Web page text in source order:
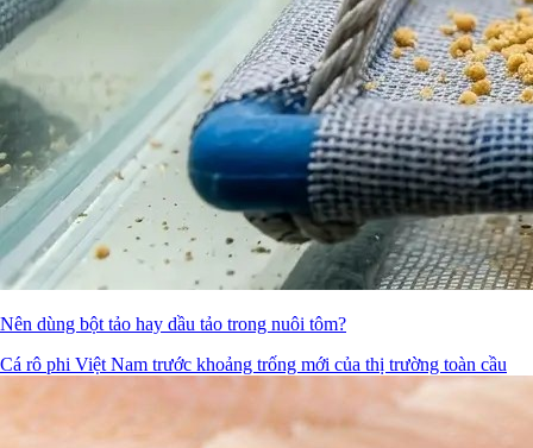
Nên dùng bột tảo hay dầu tảo trong nuôi tôm?
Cá rô phi Việt Nam trước khoảng trống mới của thị trường toàn cầu